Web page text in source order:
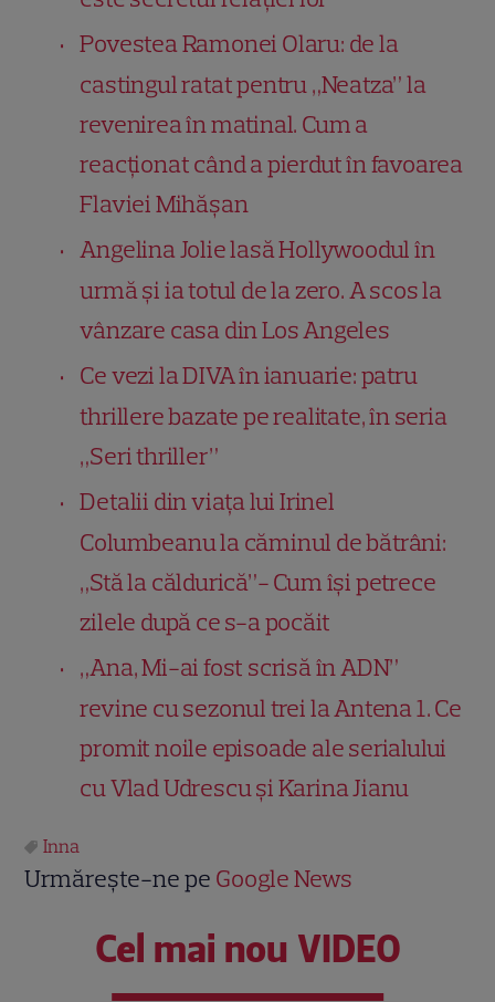
Povestea Ramonei Olaru: de la
castingul ratat pentru „Neatza” la
revenirea în matinal. Cum a
reacționat când a pierdut în favoarea
Flaviei Mihășan
Angelina Jolie lasă Hollywoodul în
urmă și ia totul de la zero. A scos la
vânzare casa din Los Angeles
Ce vezi la DIVA în ianuarie: patru
thrillere bazate pe realitate, în seria
„Seri thriller”
Detalii din viața lui Irinel
Columbeanu la căminul de bătrâni:
„Stă la căldurică”- Cum își petrece
zilele după ce s-a pocăit
„Ana, Mi-ai fost scrisă în ADN”
revine cu sezonul trei la Antena 1. Ce
promit noile episoade ale serialului
cu Vlad Udrescu și Karina Jianu
Inna
Urmărește-ne pe Google News
Cel mai nou VIDEO